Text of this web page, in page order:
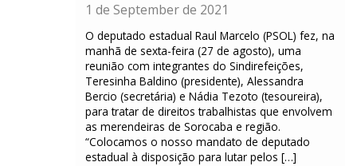
1 de September de 2021
O deputado estadual Raul Marcelo (PSOL) fez, na
manhã de sexta-feira (27 de agosto), uma
reunião com integrantes do Sindirefeições,
Teresinha Baldino (presidente), Alessandra
Bercio (secretária) e Nádia Tezoto (tesoureira),
para tratar de direitos trabalhistas que envolvem
as merendeiras de Sorocaba e região.
“Colocamos o nosso mandato de deputado
estadual à disposição para lutar pelos […]